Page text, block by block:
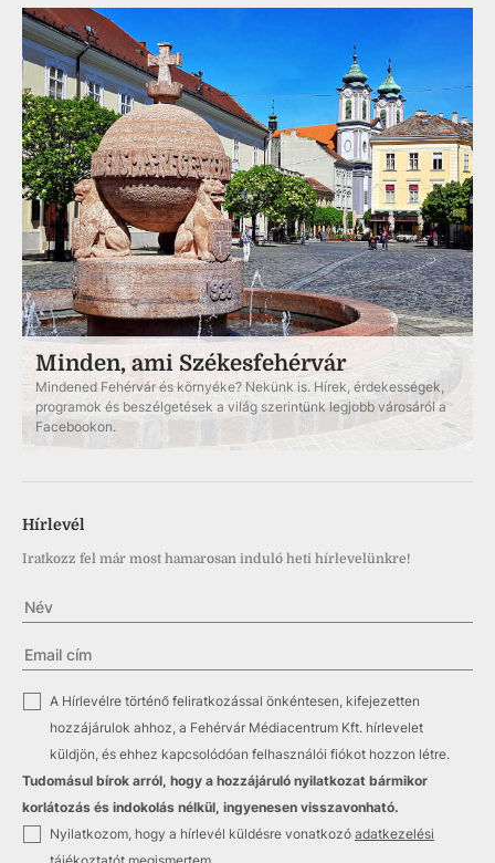
Minden, ami Székesfehérvár
Mindened Fehérvár és környéke? Nekünk is. Hírek, érdekességek,
programok és beszélgetések a világ szerintünk legjobb városáról a
Facebookon.
Hírlevél
Iratkozz fel már most hamarosan induló heti hírlevelünkre!
A Hírlevélre történő feliratkozással önkéntesen, kifejezetten
hozzájárulok ahhoz, a Fehérvár Médiacentrum Kft. hírlevelet
küldjön, és ehhez kapcsolódóan felhasználói fiókot hozzon létre.
Tudomásul bírok arról, hogy a hozzájáruló nyilatkozat bármikor
korlátozás és indokolás nélkül, ingyenesen visszavonható.
Nyilatkozom, hogy a hírlevél küldésre vonatkozó adatkezelési